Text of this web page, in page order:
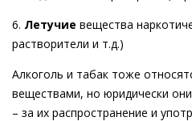
6. Летучие вещества
растворители и т.д.)
Алкоголь и табак тоже
веществами, но юридически
– за их распространение и